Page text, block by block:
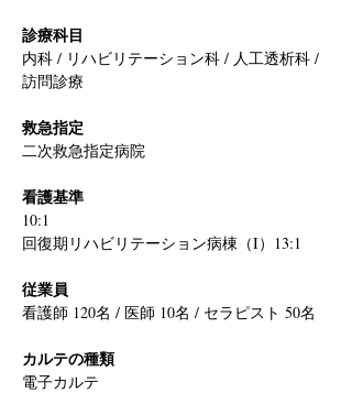
診療科目
内科 / リハビリテーション科 / 人工透析科 /
訪問診療
救急指定
二次救急指定病院
看護基準
10:1
回復期リハビリテーション病棟（I）13:1
従業員
看護師 120名 / 医師 10名 / セラピスト 50名
カルテの種類
電子カルテ